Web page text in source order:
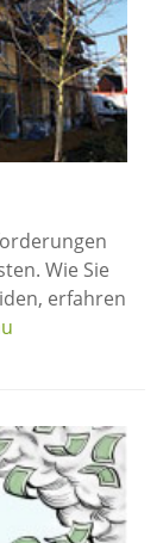
Wie Sie
erfahren